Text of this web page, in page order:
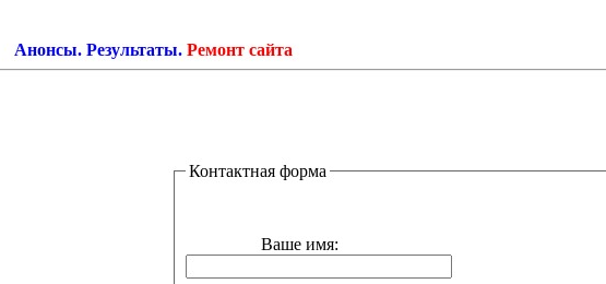
Анонсы. Результаты.Ремонт сайта
Контактная форма
Ваше имя: